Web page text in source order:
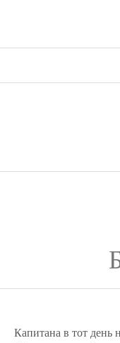
Капитана в тот день